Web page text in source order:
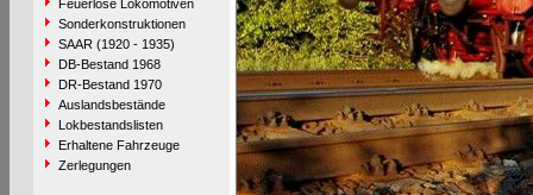
Feuerlose Lokomotiven
Sonderkonstruktionen
SAAR (1920 - 1935)
DB-Bestand 1968
DR-Bestand 1970
Auslandsbestände
Lokbestandslisten
Erhaltene Fahrzeuge
Zerlegungen